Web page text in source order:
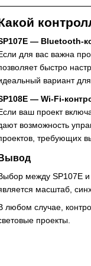
— Bluetooth-
для вас важна
быстро
вариант
— Wi-Fi-
ваш проект
возможность
требующих
Вывод
между SP107E
масштаб,
любом случае,
проекты.